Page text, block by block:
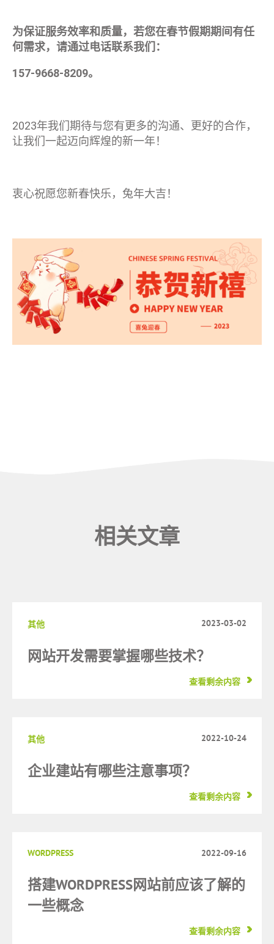
为保证服务效率和质量，若您在春节假期期间有任
何需求，请通过电话联系我们：
157-9668-8209。
2023年我们期待与您有更多的沟通、更好的合作，
让我们一起迈向辉煌的新一年！
衷心祝愿您新春快乐，兔年大吉！
相关文章
其他 2023-03-02
网站开发需要掌握哪些技术？
查看剩余内容
其他 2022-10-24
企业建站有哪些注意事项？
查看剩余内容
WORDPRESS 2022-09-16
搭建WORDPRESS网站前应该了解的
一些概念
查看剩余内容